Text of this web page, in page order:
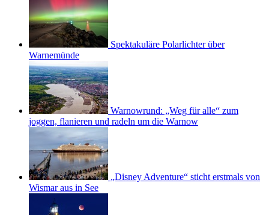
Spektakuläre Polarlichter über
Warnemünde
Warnowrund: „Weg für alle“ zum
joggen, flanieren und radeln um die Warnow
„Disney Adventure“ sticht erstmals von
Wismar aus in See